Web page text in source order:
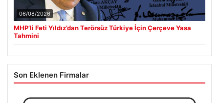
06/08/2026
MHP’li Feti Yıldız’dan Terörsüz Türkiye İçin Çerçeve Yasa
Tahmini
Son Eklenen Firmalar